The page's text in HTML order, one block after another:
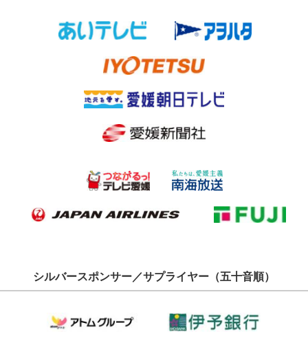
シルバースポンサー／サプライヤー（五十音順）